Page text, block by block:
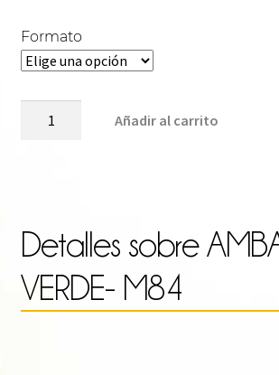
Formato
Añadir al carrito
Detalles sobre
VERDE- M84